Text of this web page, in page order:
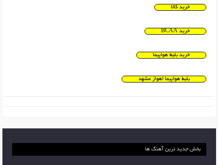
خرید کالا
خرید BCAA
خرید بلیط هواپیما
بلیط هواپیما اهواز مشهد
بخش جدید ترین آهنگ ها